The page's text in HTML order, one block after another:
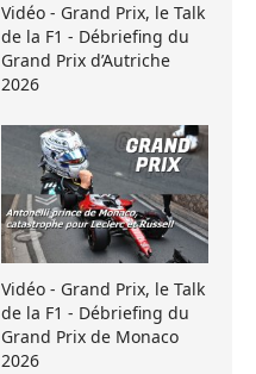
Vidéo - Grand Prix, le Talk
de la F1 - Débriefing du
Grand Prix d’Autriche
2026
Vidéo - Grand Prix, le Talk
de la F1 - Débriefing du
Grand Prix de Monaco
2026